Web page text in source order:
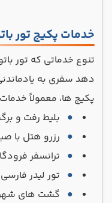
خدمات پکیج تور
تنوع خدماتی که تور
دهد سفری به
پکیج‌ ها، معمولاً
بلیط رفت و
رزرو هتل با
ترانسفر
تور لیدر
گشت های